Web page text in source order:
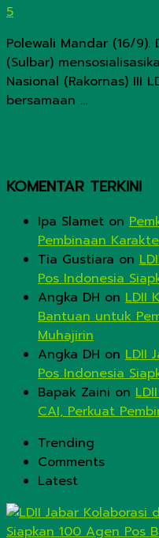
5
Polewali Mandar (16/9).
(Sulbar)
Nasional (Rakornas) III
bersamaan ...
KOMENTAR TERKINI
Ipa Slamet on
Pembinaan
Tia Gustiara on
Pos Indonesia
Angka DH on LDII
Bantuan untuk
Muhajirin
Angka DH on LDII
Pos Indonesia
Bapak Zaini on
CAI, Perkuat
Trending
Comments
Latest